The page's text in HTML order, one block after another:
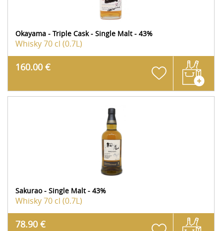
Okayama - Triple Cask - Single Malt - 43%
Whisky70 cl (0.7L)
160.00 €
Sakurao - Single Malt - 43%
Whisky70 cl (0.7L)
78.90 €